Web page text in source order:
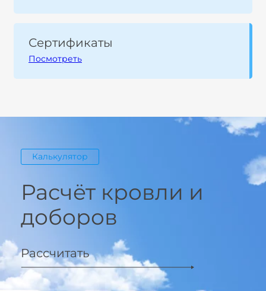
Сертификаты
Посмотреть
Калькулятор
Расчёт кровли и
доборов
Рассчитать